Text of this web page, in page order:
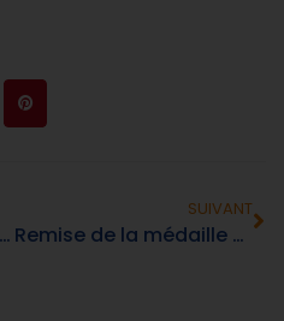
L’AD83 à Marseille pour la 5e Convention des Maires de la Région Sud.
SUIVANT
Remise de la médaille du Sénat à Gilles Allione